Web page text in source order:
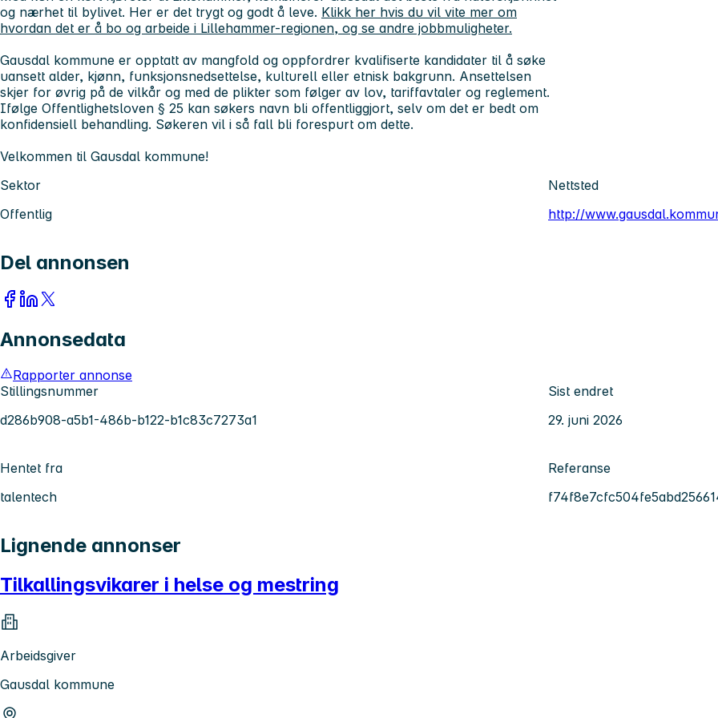
og nærhet til bylivet. Her er det trygt og godt å leve. Klikk her hvis du vil vite mer om
hvordan det er å bo og arbeide i Lillehammer-regionen, og se andre jobbmuligheter.
Gausdal kommune er opptatt av mangfold og oppfordrer kvalifiserte kandidater til å søke
uansett alder, kjønn, funksjonsnedsettelse, kulturell eller etnisk bakgrunn. Ansettelsen
skjer for øvrig på de vilkår og med de plikter som følger av lov, tariffavtaler og reglement.
Ifølge Offentlighetsloven § 25 kan søkers navn bli offentliggjort, selv om det er bedt om
konfidensiell behandling. Søkeren vil i så fall bli forespurt om dette.
Velkommen til Gausdal kommune!
Sektor
Offentlig
Nettsted
http://
Del annonsen
Annonsedata
Rapporter annonse
Stillingsnummer
d286b908-a5b1-486b-b122-b1c83c7273a1
Sist endret
29. juni 2026
Hentet fra
talentech
Referanse
Lignende annonser
Tilkallingsvikarer i helse og mestring
Arbeidsgiver
Gausdal kommune